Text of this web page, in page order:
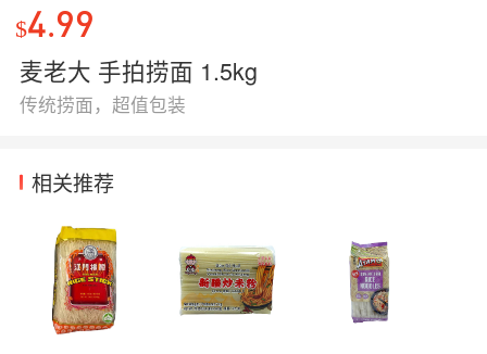
$4.99
麦老大 手拍捞面 1.5kg
传统捞面，超值包装
相关推荐